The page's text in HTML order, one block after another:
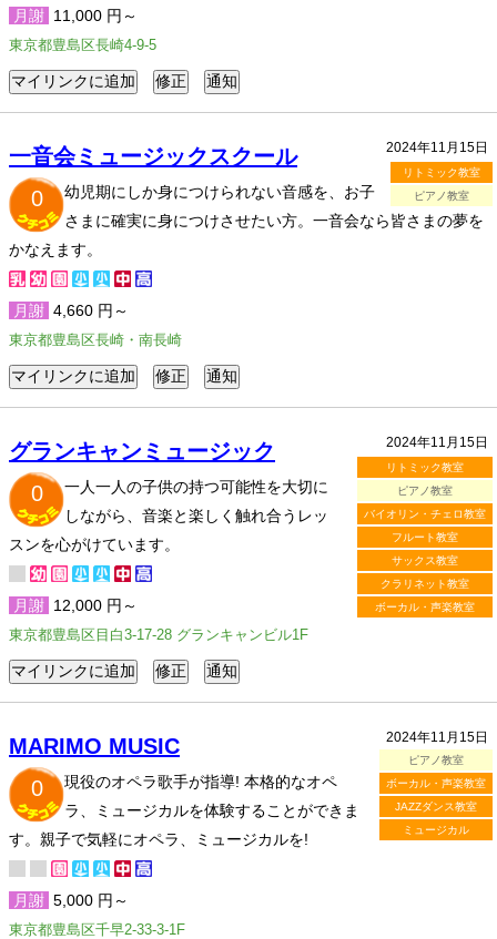
月謝 11,000 円～
東京都豊島区長崎4-9-5
2024年11月15日
リトミック教室
ピアノ教室
一音会ミュージックスクール
0
幼児期にしか身につけられない音感を、お子
さまに確実に身につけさせたい方。一音会なら皆さまの夢を
かなえます。
月謝 4,660 円～
東京都豊島区長崎・南長崎
2024年11月15日
リトミック教室
ピアノ教室
バイオリン・チェロ教室
フルート教室
サックス教室
クラリネット教室
ボーカル・声楽教室
グランキャンミュージック
0
一人一人の子供の持つ可能性を大切に
しながら、音楽と楽しく触れ合うレッ
スンを心がけています。
月謝 12,000 円～
東京都豊島区目白3-17-28 グランキャンビル1F
2024年11月15日
ピアノ教室
ボーカル・声楽教室
JAZZダンス教室
ミュージカル
MARIMO MUSIC
0
現役のオペラ歌手が指導! 本格的なオペ
ラ、ミュージカルを体験することができま
す。親子で気軽にオペラ、ミュージカルを!
月謝 5,000 円～
東京都豊島区千早2-33-3-1F